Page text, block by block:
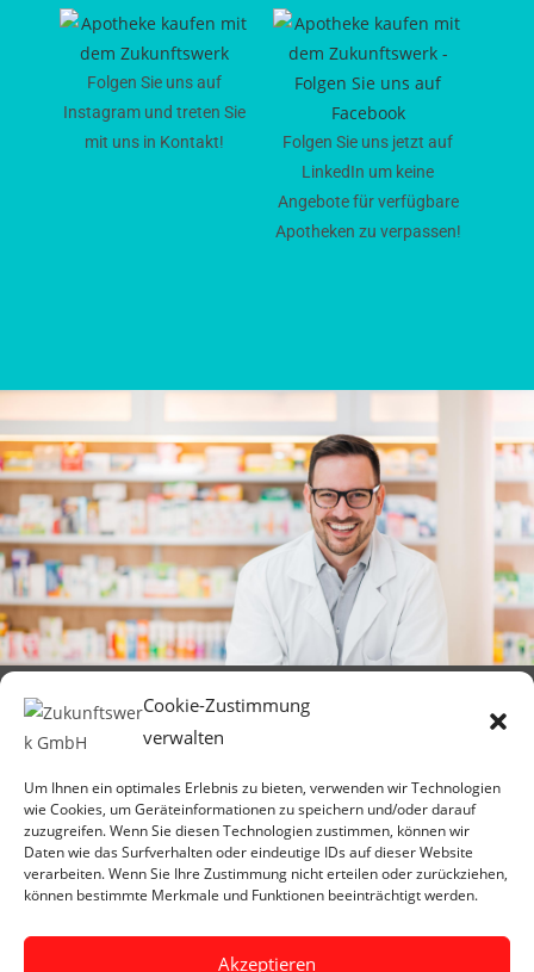
Cookie-Zustimmung
verwalten
Um Ihnen ein optimales Erlebnis zu bieten, verwenden wir Technologien
wie Cookies, um Geräteinformationen zu speichern und/oder darauf
zuzugreifen. Wenn Sie diesen Technologien zustimmen, können wir
Daten wie das Surfverhalten oder eindeutige IDs auf dieser Website
verarbeiten. Wenn Sie Ihre Zustimmung nicht erteilen oder zurückziehen,
können bestimmte Merkmale und Funktionen beeinträchtigt werden.
Akzeptieren
Folgen Sie uns auf
Instagram und treten Sie
mit uns in Kontakt!
Folgen Sie uns jetzt auf
LinkedIn um keine
Angebote für verfügbare
Apotheken zu verpassen!
Zukunftswerk GmbH
Stau 51
26122 Oldenburg
Telefon: 0441 68034030